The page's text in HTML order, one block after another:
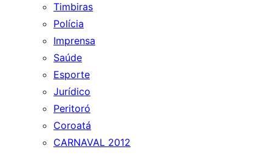
Timbiras
Polícia
Imprensa
Saúde
Esporte
Jurídico
Peritoró
Coroatá
CARNAVAL 2012